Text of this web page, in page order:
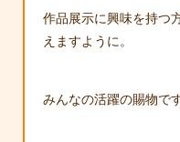
作品展示に興味を持つ
えますように。
みんなの活躍の賜物です